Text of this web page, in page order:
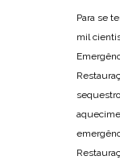
Para se
mil